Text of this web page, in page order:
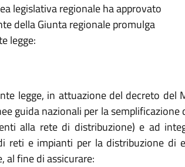
legislativa regionale ha approvato
della Giunta regionale promulga
legge:
legge, in attuazione del decreto
guida nazionali per la
alla rete di distribuzione) e ad
reti e impianti per la distribuzione di
al fine di assicurare: